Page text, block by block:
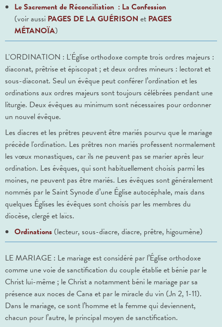
Le Sacrement de Réconciliation : La Confession
(voir aussi PAGES DE LA GUÉRISON et PAGES
MÉTANOÏA)
L'ORDINATION : L'Église orthodoxe compte trois ordres majeurs :
diaconat, prêtrise et épiscopat ; et deux ordres mineurs : lectorat et
sous-diaconat. Seul un évêque peut conférer l’ordination et les
ordinations aux ordres majeurs sont toujours célébrées pendant une
liturgie. Deux évêques au minimum sont nécessaires pour ordonner
un nouvel évêque.
Les diacres et les prêtres peuvent être mariés pourvu que le mariage
précède l'ordination. Les prêtres non mariés professent normalement
les vœux monastiques, car ils ne peuvent pas se marier après leur
ordination. Les évêques, qui sont habituellement choisis parmi les
moines, ne peuvent pas être mariés. Les évêques sont généralement
nommés par le Saint Synode d’une Église autocéphale, mais dans
quelques Églises les évêques sont choisis par les membres du
diocèse, clergé et laïcs.
Ordinations (lecteur, sous-diacre, diacre, prêtre, higoumène)
LE MARIAGE : Le mariage est considéré par l’Église orthodoxe
comme une voie de sanctification du couple établie et bénie par le
Christ lui-même ; le Christ a notamment béni le mariage par sa
présence aux noces de Cana et par le miracle du vin (Jn 2, 1-11).
Dans le mariage, ce sont l’homme et la femme qui deviennent,
chacun pour l’autre, le principal moyen de sanctification.